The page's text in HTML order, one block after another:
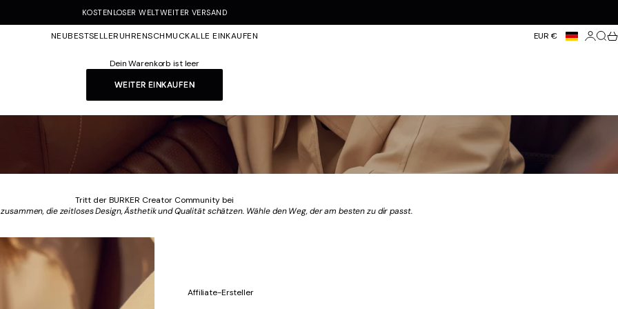
KOSTENLOSER WELTWEITER VERSAND
NEUBESTSELLERUHRENSCHMUCKALLE EINKAUFEN EUR €
Dein Warenkorb ist leer
WEITER EINKAUFEN
Tritt der BURKER Creator Community bei
die zeitloses Design, Ästhetik und Qualität schätzen. Wähle den Weg, der am besten zu dir passt.
Affiliate-Ersteller